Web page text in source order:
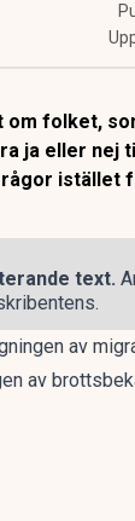
om folket,
ja eller nej
istället
text.
av
av